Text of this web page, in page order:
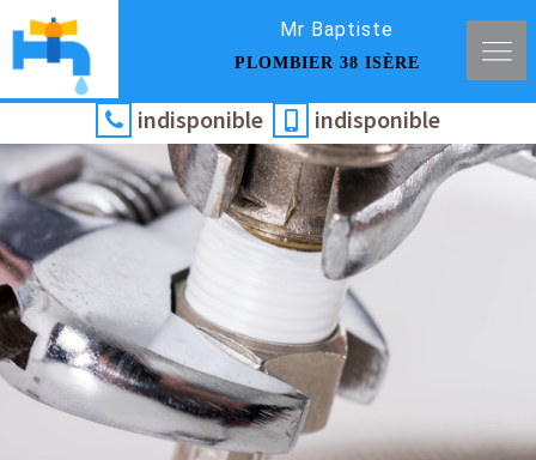
Mr Baptiste
PLOMBIER 38 ISÈRE
indisponible indisponible